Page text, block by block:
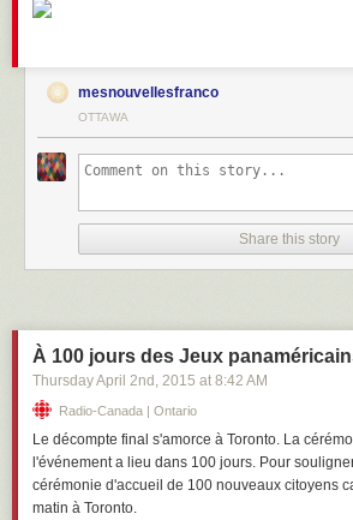
mesnouvellesfranco
OTTAWA
Share this story
À 100 jours des Jeux
Thursday April 2nd , 2015 at 8:42 AM
Radio-Canada | Ontario
Le décompte final s'amorce à Toronto. La
l'événement a lieu dans 100 jours. Pour
cérémonie d'accueil de 100 nouveaux citoyens
matin à Toronto.